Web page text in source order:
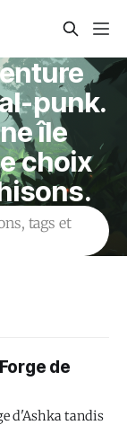
punk.
île
choix
tags et
de
d'Ashka tandis